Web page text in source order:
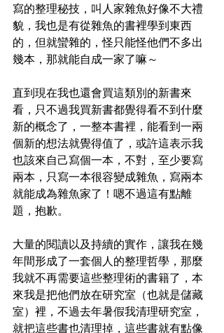
寫的整理秘技，叫人家雜魚好像不大禮
貌，我也是有從雜魚的書裡學到東西
的，但就蠻雜的，怪只能怪他們不多出
幾本，那就能自成一家了嘛～
直到現在我也還會買這類別的新書來
看，只不過我買新書都覺得看不到什麼
新的概念了，一整本書裡，能看到一兩
個新的想法就覺得值了，或許這表示我
也該來自己寫個一本，不對，至少要寫
兩本，只寫一本很容變成雜魚，寫兩本
就能成為雜魚家了！嗯不過這有點離
題，抱歉。
大量的閱讀以及持續的實作，讓我在幾
年間形成了一套個人的整理哲學，那麼
我就不再需要這些整理術的書籍了，本
來我是把他們放在研究室（也就是儲藏
室）裡，不過去年暑假我清理研究室，
就把這些書也清理掉，這些書就有點像